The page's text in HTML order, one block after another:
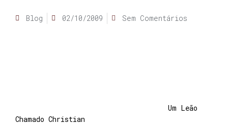
Blog 02/10/2009 Sem Comentários
Um Leão
Chamado Christian